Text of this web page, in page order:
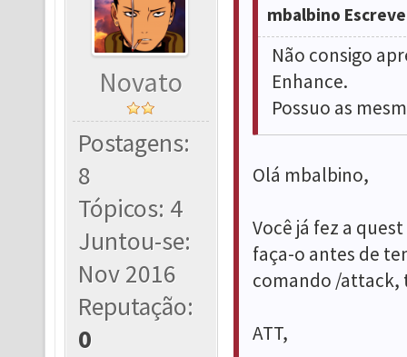
Novato
Postagens:
8
Tópicos: 4
Juntou-se:
Nov 2016
Reputação:
0
mbalbino
Não consigo
Enhance.
Possuo as
Olá mbalbino,
Você já fez a
faça-o antes de
comando /attack,
ATT,